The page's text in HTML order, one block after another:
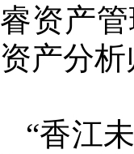
睿资产
资产分
“香江